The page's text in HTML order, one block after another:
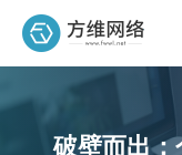
破壁而出